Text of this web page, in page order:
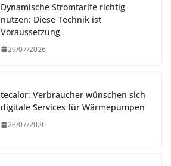
Dynamische Stromtarife richtig
nutzen: Diese Technik ist
Voraussetzung
29/07/2026
tecalor: Verbraucher wünschen sich
digitale Services für Wärmepumpen
28/07/2026